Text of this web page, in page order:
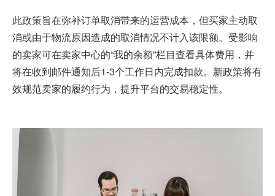
此政策旨在弥补订单取消带来的运营成本，但买家主动取
消或由于物流原因造成的取消情况不计入该限额。受影响
的卖家可在卖家中心的“我的余额”栏目查看具体费用，并
将在收到邮件通知后1-3个工作日内完成扣款。新政策将有
效规范卖家的履约行为，提升平台的交易稳定性。